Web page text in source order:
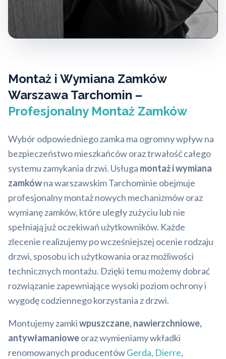
Montaż i Wymiana Zamków
Warszawa Tarchomin –
Profesjonalny Montaż Zamków
Wybór odpowiedniego zamka ma ogromny wpływ na
bezpieczeństwo mieszkańców oraz trwałość całego
systemu zamykania drzwi. Usługa montaż i wymiana
zamkówna warszawskim Tarchominie obejmuje
profesjonalny montaż nowych mechanizmów oraz
wymianę zamków, które uległy zużyciu lub nie
spełniają już oczekiwań użytkowników. Każde
zlecenie realizujemy po wcześniejszej ocenie rodzaju
drzwi, sposobu ich użytkowania oraz możliwości
technicznych montażu. Dzięki temu możemy dobrać
rozwiązanie zapewniające wysoki poziom ochrony i
wygodę codziennego korzystania z drzwi.
Montujemy zamkiwpuszczane, nawierzchniowe,
antywłamanioweoraz wymieniamy wkładki
renomowanych producentówGerda, Dierre,